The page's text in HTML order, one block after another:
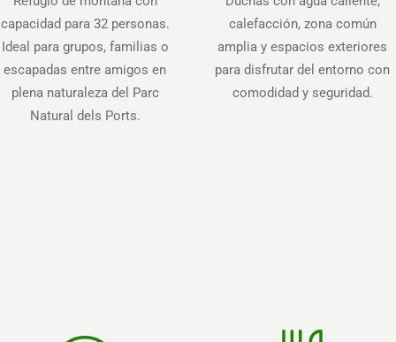
capacidad para 32 personas.
Ideal para grupos, familias o
escapadas entre amigos en
plena naturaleza del Parc
Natural dels Ports.
calefacción, zona común
amplia y espacios exteriores
para disfrutar del entorno con
comodidad y seguridad.